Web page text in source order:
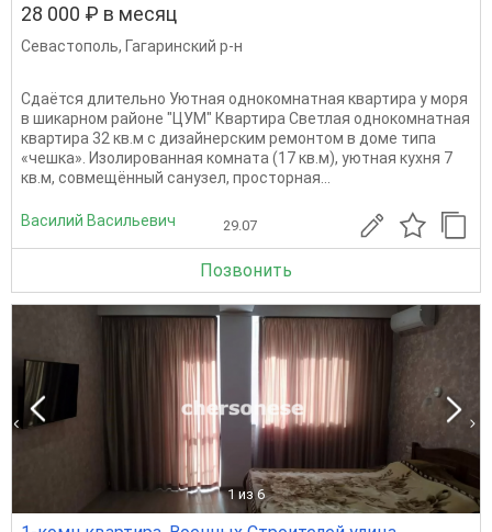
28 000 ₽ в месяц
Севастополь, Гагаринский р-н
Сдаётся длительно Уютная однокомнатная квартира у моря
в шикарном районе "ЦУМ" Квартира Светлая однокомнатная
квартира 32 кв.м с дизайнерским ремонтом в доме типа
«чешка». Изолированная комната (17 кв.м), уютная кухня 7
кв.м, совмещённый санузел, просторная...
Василий Васильевич 29.07
Позвонить
1 из 6